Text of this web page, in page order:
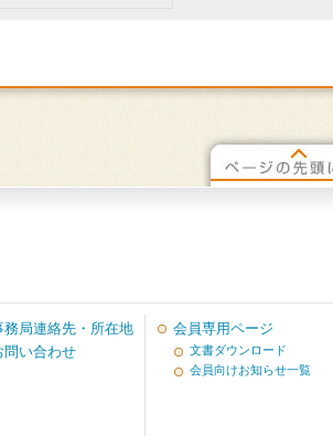
務局連絡先・所在地
問い合わせ
会員専用ページ
文書ダウンロード
会員向けお知らせ一覧